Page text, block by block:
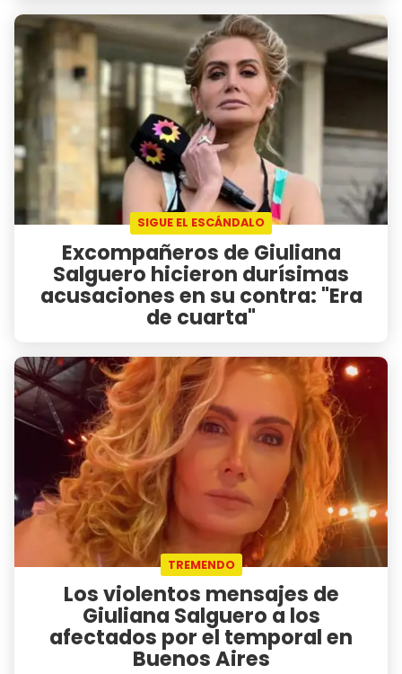
SIGUE EL ESCÁNDALO
Excompañeros de Giuliana
Salguero hicieron durísimas
acusaciones en su contra: "Era
de cuarta"
TREMENDO
Los violentos mensajes de
Giuliana Salguero a los
afectados por el temporal en
Buenos Aires